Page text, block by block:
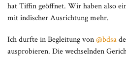
hat Tiffin geöffnet. Wir haben also
mit indischer Ausrichtung mehr.
Ich durfte in Begleitung von@bdsa
ausprobieren. Die wechselnden